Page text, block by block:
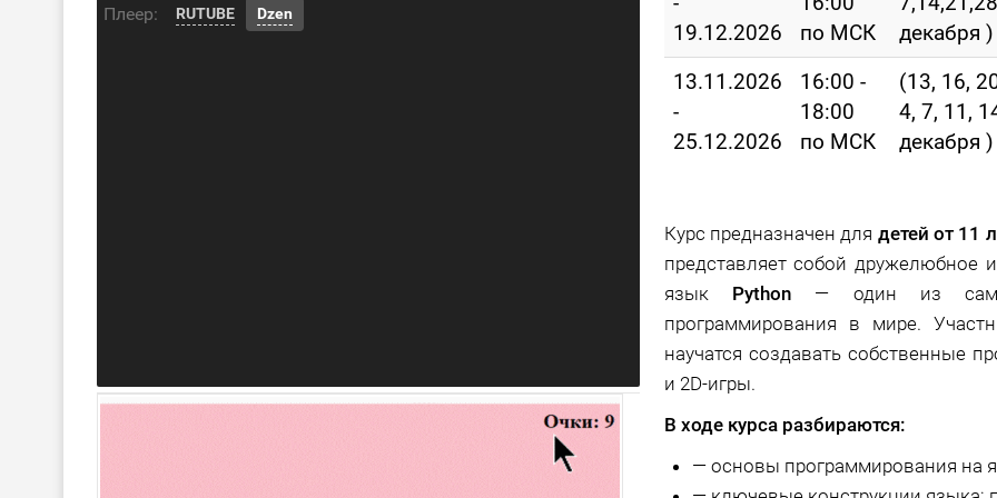
Плеер: RUTUBE Dzen
19.12.2026
по МСК
декабря )
13.11.2026
-
25.12.2026
16:00 -
18:00
по МСК
(13, 16,
4, 7, 11,
декабря )
Курс предназначен для детей от 11
представляет собой дружелюбное
язык Python— один из самых
программирования в мире.
научатся создавать собственные
и 2D-игры.
В ходе курса разбираются:
—основы программирования на